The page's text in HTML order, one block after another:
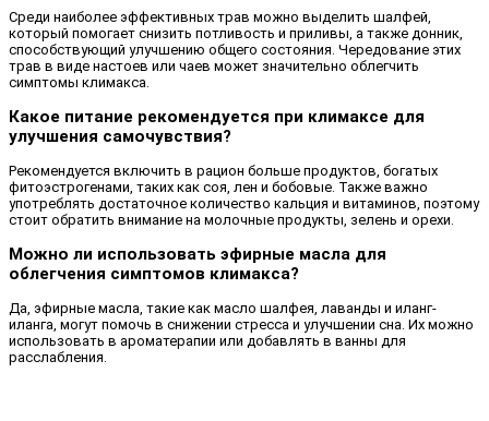
Среди наиболее эффективных трав можно выделить шалфей,
который помогает снизить потливость и приливы, а также донник,
способствующий улучшению общего состояния. Чередование этих
трав в виде настоев или чаев может значительно облегчить
симптомы климакса.
Какое питание рекомендуется при климаксе для
улучшения самочувствия?
Рекомендуется включить в рацион больше продуктов, богатых
фитоэстрогенами, таких как соя, лен и бобовые. Также важно
употреблять достаточное количество кальция и витаминов, поэтому
стоит обратить внимание на молочные продукты, зелень и орехи.
Можно ли использовать эфирные масла для
облегчения симптомов климакса?
Да, эфирные масла, такие как масло шалфея, лаванды и иланг-
иланга, могут помочь в снижении стресса и улучшении сна. Их можно
использовать в ароматерапии или добавлять в ванны для
расслабления.